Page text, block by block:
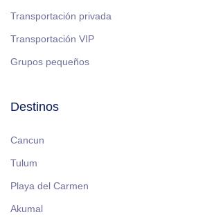
Transportación privada
Transportación VIP
Grupos pequeños
Destinos
Cancun
Tulum
Playa del Carmen
Akumal